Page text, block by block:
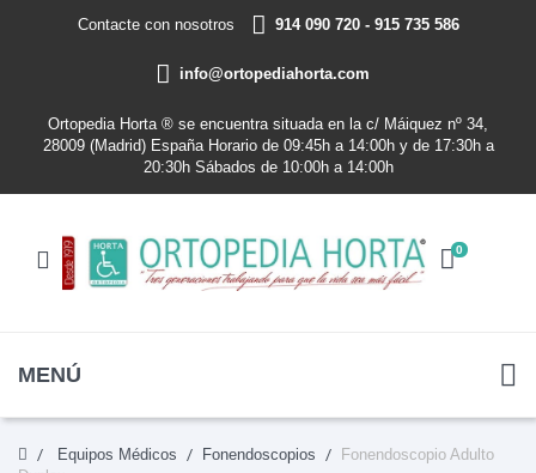
Contacte con nosotros 914 090 720 - 915 735 586
info@ortopediahorta.com
Ortopedia Horta ® se encuentra situada en la c/ Máiquez nº 34,
28009 (Madrid) España Horario de 09:45h a 14:00h y de 17:30h a
20:30h Sábados de 10:00h a 14:00h
0
MENÚ
Equipos Médicos Fonendoscopios
Fonendoscopio Adulto